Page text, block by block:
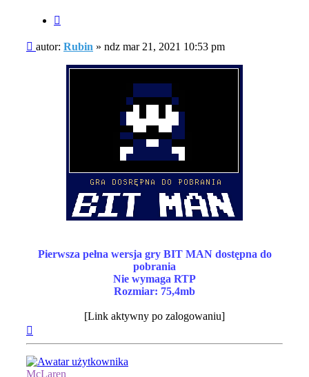
Post
autor: Rubin » ndz mar 21, 2021 10:53 pm
Pierwsza pełna wersja gry BIT MAN dostępna do
pobrania
Nie wymaga RTP
Rozmiar: 75,4mb
[Link aktywny po zalogowaniu]
McLaren